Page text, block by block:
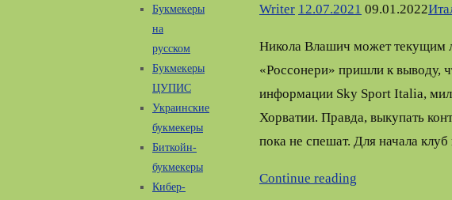
Writer 12.07.2021 09.01.2022
Никола Влашич может текущим
«Россонери» пришли к выводу,
информации Sky Sport Italia,
Хорватии. Правда, выкупать
пока не спешат. Для начала
Continue reading
Букмекеры
на
русском
Букмекеры
ЦУПИС
Украинские
букмекеры
Биткойн-
букмекеры
Кибер-